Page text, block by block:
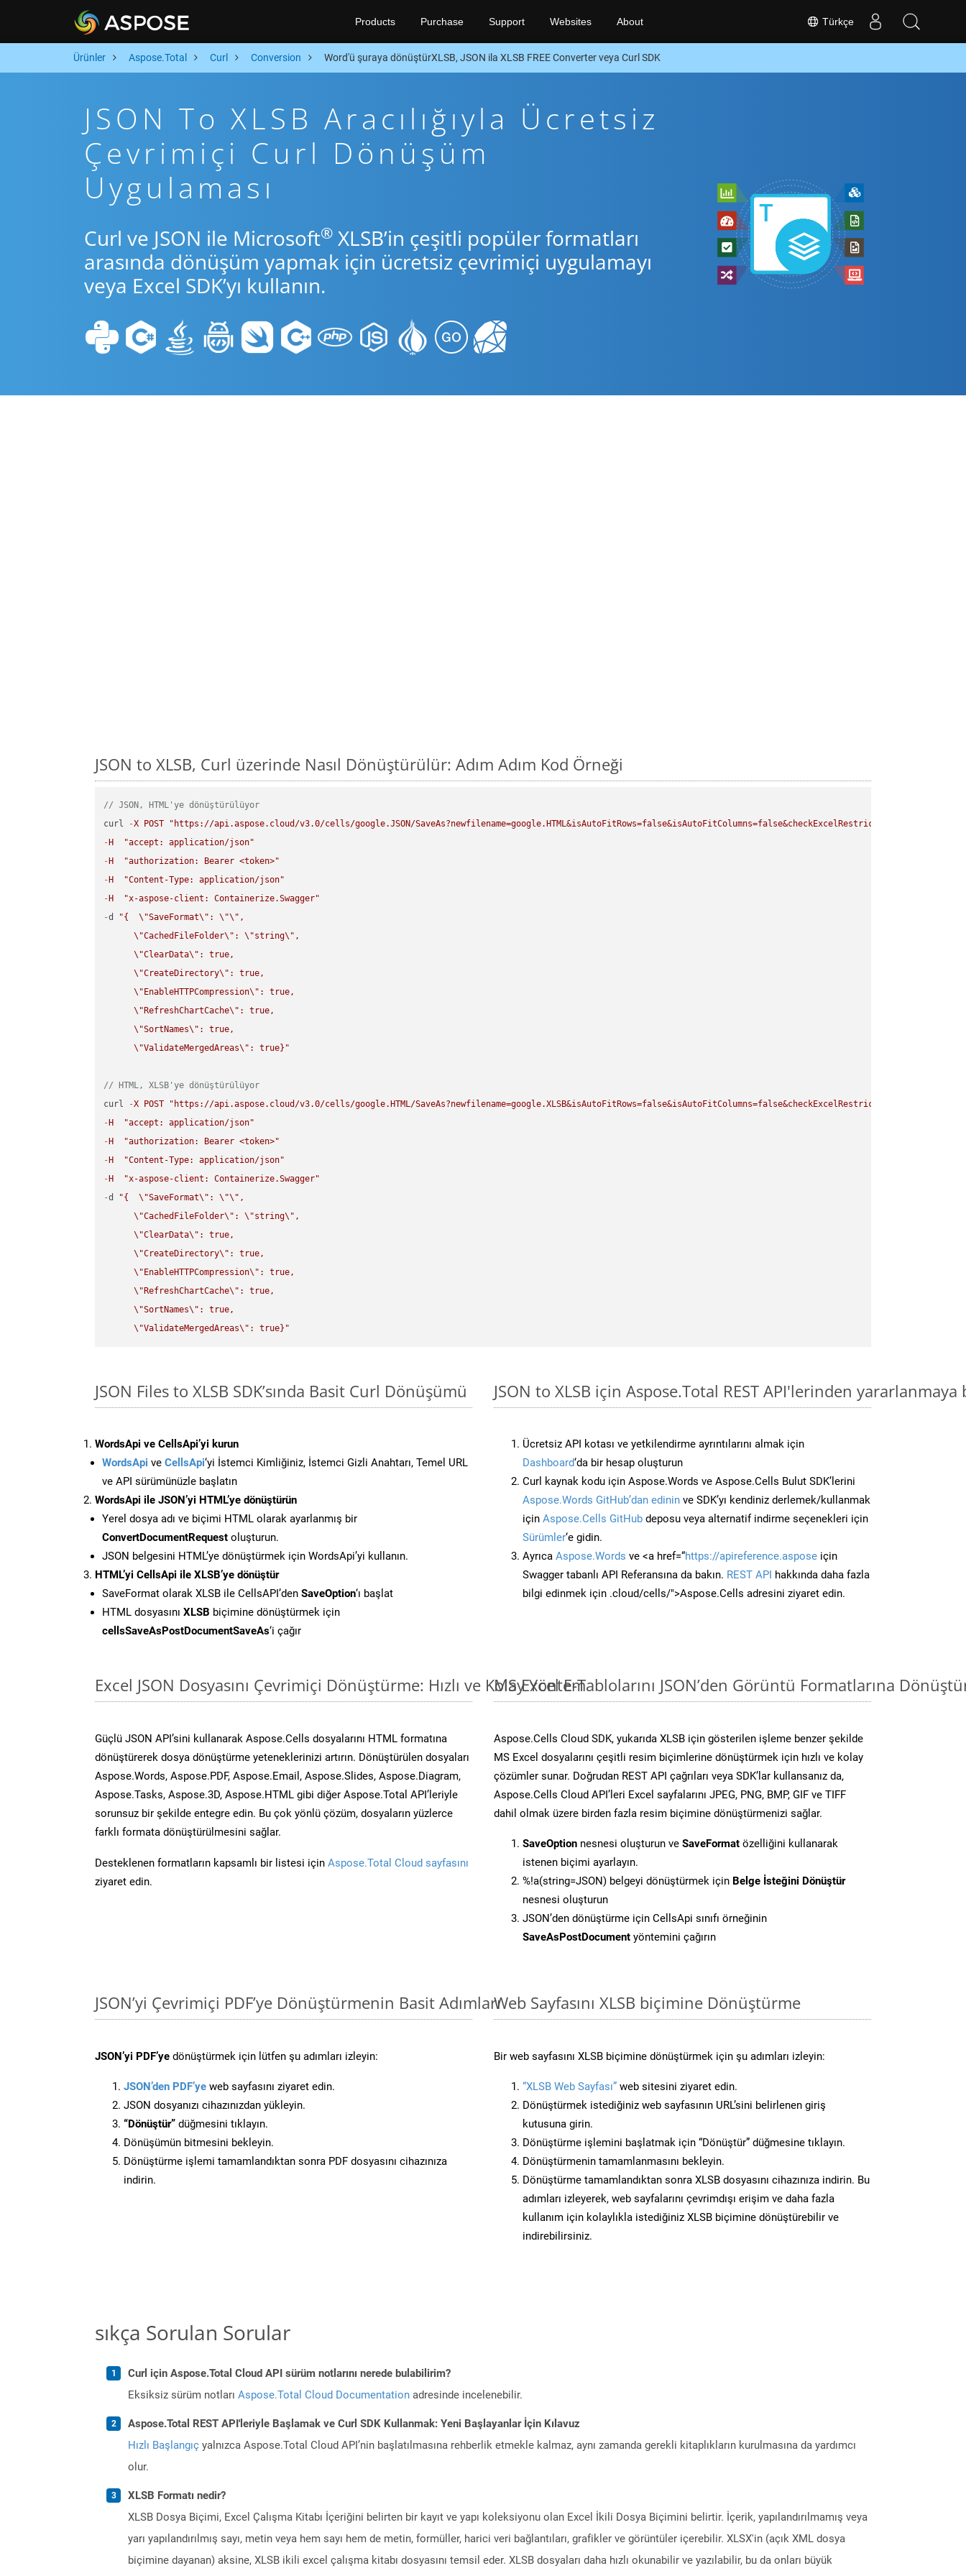
Türkçe
Products Purchase Support Websites About
Ürünler Aspose.Total Curl Conversion Word'ü şuraya dönüştürXLSB, JSON ila XLSB FREE Converter veya Curl SDK
JSON To XLSB Aracılığıyla Ücretsiz
Çevrimiçi Curl Dönüşüm
Uygulaması
Curl ve JSON ile Microsoft® XLSB’in çeşitli popüler formatları
arasında dönüşüm yapmak için ücretsiz çevrimiçi uygulamayı
veya Excel SDK’yı kullanın.
JSON to XLSB, Curl üzerinde Nasıl Dönüştürülür: Adım Adım Kod Örneği
// JSON, HTML'ye dönüştürülüyor
curl
-X POST
"https://api.aspose.cloud/v3.0/cells/google.JSON/SaveAs?newfilename=google.HTML&isAutoFitRows=false&isAutoFitColumns=false&checkExcelRestriction=true"
- H
"accept: application/json"
- H
"authorization: Bearer <token>"
- H
"Content-Type: application/json"
- H
"x-aspose-client: Containerize.Swagger"
-d "{ \"SaveFormat\" : \"\" ,
\"CachedFileFolder\" : \"string\" ,
\"ClearData\" : true,
\"CreateDirectory\" : true,
\" EnableHTTPCompression\" : true,
\" RefreshChartCache\" : true,
\"SortNames\" : true,
\"ValidateMergedAreas\" : true}"
// HTML, XLSB'ye dönüştürülüyor
curl
-X POST
"https://api.aspose.cloud/v3.0/cells/google.HTML/SaveAs?newfilename=google.XLSB&isAutoFitRows=false&isAutoFitColumns=false&checkExcelRestriction=true"
- H
"accept: application/json"
- H
"authorization: Bearer <token>"
- H
"Content-Type: application/json"
- H
"x-aspose-client: Containerize.Swagger"
-d "{ \"SaveFormat\" : \"\" ,
\"CachedFileFolder\" : \"string\" ,
\"ClearData\" : true,
\"CreateDirectory\" : true,
\" EnableHTTPCompression\" : true,
\" RefreshChartCache\" : true,
\"SortNames\" : true,
\"ValidateMergedAreas\" : true}"
JSON Files to XLSB SDK’sında Basit Curl Dönüşümü
WordsApi ve CellsApi’yi kurun
WordsApi ve CellsApi‘yi İstemci Kimliğiniz, İstemci Gizli Anahtarı, Temel URL
ve API sürümünüzle başlatın
WordsApi ile JSON’yi HTML’ye dönüştürün
Yerel dosya adı ve biçimi HTML olarak ayarlanmış bir
ConvertDocumentRequest oluşturun.
JSON belgesini HTML’ye dönüştürmek için WordsApi’yi kullanın.
HTML’yi CellsApi ile XLSB’ye dönüştür
SaveFormat olarak XLSB ile CellsAPI’den SaveOption‘ı başlat
HTML dosyasını XLSB biçimine dönüştürmek için
cellsSaveAsPostDocumentSaveAs‘i çağır
JSON to XLSB için Aspose.Total REST API'lerinden yararlanmaya
Ücretsiz API kotası ve yetkilendirme ayrıntılarını almak için
Dashboard‘da bir hesap oluşturun
Curl kaynak kodu için Aspose.Words ve Aspose.Cells Bulut SDK’lerini
Aspose.Words GitHub’dan edinin ve SDK’yı kendiniz derlemek/kullanmak
için Aspose.Cells GitHub deposu veya alternatif indirme seçenekleri için
Sürümler‘e gidin.
Ayrıca Aspose.Words ve <a href=“https://apireference.aspose için
Swagger tabanlı API Referansına da bakın. REST API hakkında daha fazla
bilgi edinmek için .cloud/cells/">Aspose.Cells adresini ziyaret edin.
Excel JSON Dosyasını Çevrimiçi Dönüştürme: Hızlı ve Kolay Yöntem
Güçlü JSON API’sini kullanarak Aspose.Cells dosyalarını HTML formatına
dönüştürerek dosya dönüştürme yeteneklerinizi artırın. Dönüştürülen dosyaları
Aspose.Words, Aspose.PDF, Aspose.Email, Aspose.Slides, Aspose.Diagram,
Aspose.Tasks, Aspose.3D, Aspose.HTML gibi diğer Aspose.Total API’leriyle
sorunsuz bir şekilde entegre edin. Bu çok yönlü çözüm, dosyaların yüzlerce
farklı formata dönüştürülmesini sağlar.
Desteklenen formatların kapsamlı bir listesi için Aspose.Total Cloud sayfasını
ziyaret edin.
MS Excel E-Tablolarını JSON’den Görüntü Formatlarına
Aspose.Cells Cloud SDK, yukarıda XLSB için gösterilen işleme benzer şekilde
MS Excel dosyalarını çeşitli resim biçimlerine dönüştürmek için hızlı ve kolay
çözümler sunar. Doğrudan REST API çağrıları veya SDK’lar kullansanız da,
Aspose.Cells Cloud API’leri Excel sayfalarını JPEG, PNG, BMP, GIF ve TIFF
dahil olmak üzere birden fazla resim biçimine dönüştürmenizi sağlar.
SaveOption nesnesi oluşturun ve SaveFormat özelliğini kullanarak
istenen biçimi ayarlayın.
%!a(string=JSON) belgeyi dönüştürmek için Belge İsteğini Dönüştür
nesnesi oluşturun
JSON’den dönüştürme için CellsApi sınıfı örneğinin
SaveAsPostDocument yöntemini çağırın
JSON’yi Çevrimiçi PDF’ye Dönüştürmenin Basit Adımları
JSON’yi PDF’ye dönüştürmek için lütfen şu adımları izleyin:
JSON’den PDF’ye web sayfasını ziyaret edin.
JSON dosyanızı cihazınızdan yükleyin.
“Dönüştür” düğmesini tıklayın.
Dönüşümün bitmesini bekleyin.
Dönüştürme işlemi tamamlandıktan sonra PDF dosyasını cihazınıza
indirin.
Web Sayfasını XLSB biçimine Dönüştürme
Bir web sayfasını XLSB biçimine dönüştürmek için şu adımları izleyin:
“XLSB Web Sayfası” web sitesini ziyaret edin.
Dönüştürmek istediğiniz web sayfasının URL’sini belirlenen giriş
kutusuna girin.
Dönüştürme işlemini başlatmak için “Dönüştür” düğmesine tıklayın.
Dönüştürmenin tamamlanmasını bekleyin.
Dönüştürme tamamlandıktan sonra XLSB dosyasını cihazınıza indirin. Bu
adımları izleyerek, web sayfalarını çevrimdışı erişim ve daha fazla
kullanım için kolaylıkla istediğiniz XLSB biçimine dönüştürebilir ve
indirebilirsiniz.
sıkça Sorulan Sorular
Curl için Aspose.Total Cloud API sürüm notlarını nerede bulabilirim?
Eksiksiz sürüm notları Aspose.Total Cloud Documentation adresinde incelenebilir.
Aspose.Total REST API'leriyle Başlamak ve Curl SDK Kullanmak: Yeni Başlayanlar İçin Kılavuz
Hızlı Başlangıç yalnızca Aspose.Total Cloud API’nin başlatılmasına rehberlik etmekle kalmaz, aynı zamanda gerekli kitaplıkların kurulmasına da yardımcı
olur.
XLSB Formatı nedir?
XLSB Dosya Biçimi, Excel Çalışma Kitabı İçeriğini belirten bir kayıt ve yapı koleksiyonu olan Excel İkili Dosya Biçimini belirtir. İçerik, yapılandırılmamış veya
yarı yapılandırılmış sayı, metin veya hem sayı hem de metin, formüller, harici veri bağlantıları, grafikler ve görüntüler içerebilir. XLSX'in (açık XML dosya
biçimine dayanan) aksine, XLSB ikili excel çalışma kitabı dosyasını temsil eder. XLSB dosyaları daha hızlı okunabilir ve yazılabilir, bu da onları büyük